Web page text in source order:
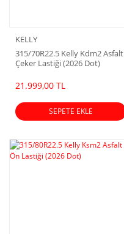
KELLY
315/70R22.5 Kelly Kdm2 Asfalt
Çeker Lastiği (2026 Dot)
21.999,00 TL
SEPETE EKLE